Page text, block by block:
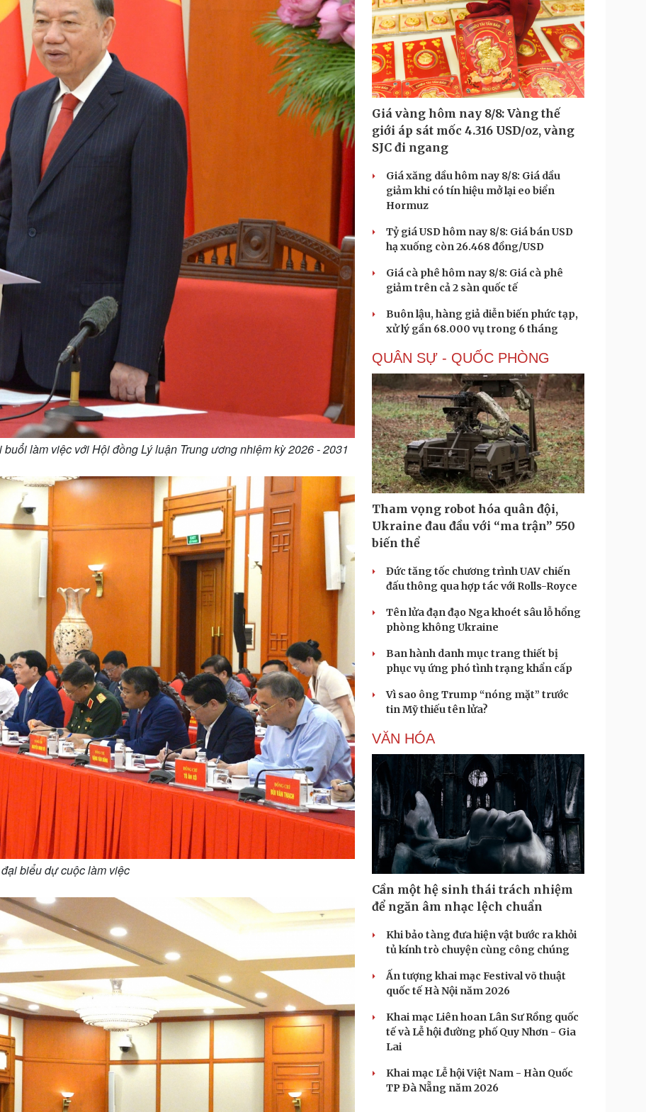
làm việc với Hội đồng Lý luận Trung ương nhiệm kỳ 2026 - 2031
biểu dự cuộc làm việc
Giá vàng hôm nay 8/8: Vàng thế
giới áp sát mốc 4.316 USD/oz, vàng
SJC đi ngang
Giá xăng dầu hôm nay 8/8: Giá dầu
giảm khi có tín hiệu mở lại eo biển
Hormuz
Tỷ giá USD hôm nay 8/8: Giá bán USD
hạ xuống còn 26.468 đồng/USD
Giá cà phê hôm nay 8/8: Giá cà phê
giảm trên cả 2 sàn quốc tế
Buôn lậu, hàng giả diễn biến phức tạp,
xử lý gần 68.000 vụ trong 6 tháng
QUÂN SỰ - QUỐC PHÒNG
Tham vọng robot hóa quân đội,
Ukraine đau đầu với “ma trận” 550
biến thể
Đức tăng tốc chương trình UAV chiến
đấu thông qua hợp tác với Rolls-Royce
Tên lửa đạn đạo Nga khoét sâu lỗ hổng
phòng không Ukraine
Ban hành danh mục trang thiết bị
phục vụ ứng phó tình trạng khẩn cấp
Vì sao ông Trump “nóng mặt” trước
tin Mỹ thiếu tên lửa?
VĂN HÓA
Cần một hệ sinh thái trách nhiệm
để ngăn âm nhạc lệch chuẩn
Khi bảo tàng đưa hiện vật bước ra khỏi
tủ kính trò chuyện cùng công chúng
Ấn tượng khai mạc Festival võ thuật
quốc tế Hà Nội năm 2026
Khai mạc Liên hoan Lân Sư Rồng quốc
tế và Lễ hội đường phố Quy Nhơn - Gia
Lai
Khai mạc Lễ hội Việt Nam - Hàn Quốc
TP Đà Nẵng năm 2026